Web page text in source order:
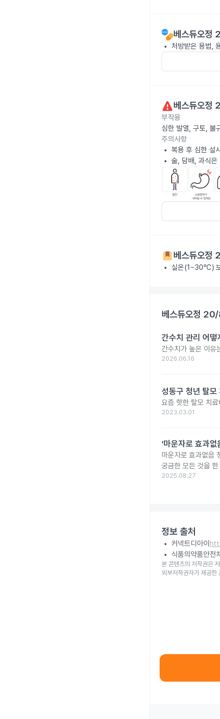
베스듀오
처방받은 용법,
베스듀오
부작용
심한 발열, 구토, 불
주의사항
복용 후 심한 설
술, 담배, 과식은
베스듀오
실온(1~30℃)
베스듀오정
간수치 관리 어
간수치가 높은 이유
2026.06.16
성동구 청년 탈
요즘 핫한 탈모 치
2023.03.01
‘마운자로 효과
마운자로 효과없음
궁금한 모든 것을
2025.08.27
정보 출처
커넥트디아이
식품의약품안전
본 콘텐츠의 저작권은
외부저작권자가 제공한